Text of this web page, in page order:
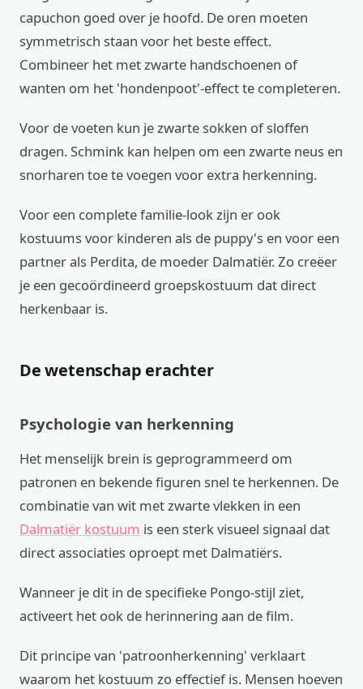
capuchon goed over je hoofd. De oren moeten
symmetrisch staan voor het beste effect.
Combineer het met zwarte handschoenen of
wanten om het 'hondenpoot'-effect te completeren.
Voor de voeten kun je zwarte sokken of sloffen
dragen. Schmink kan helpen om een zwarte neus en
snorharen toe te voegen voor extra herkenning.
Voor een complete familie-look zijn er ook
kostuums voor kinderen als de puppy's en voor een
partner als Perdita, de moeder Dalmatiër. Zo creëer
je een gecoördineerd groepskostuum dat direct
herkenbaar is.
De wetenschap erachter
Psychologie van herkenning
Het menselijk brein is geprogrammeerd om
patronen en bekende figuren snel te herkennen. De
combinatie van wit met zwarte vlekken in een
Dalmatiër kostuum is een sterk visueel signaal dat
direct associaties oproept met Dalmatiërs.
Wanneer je dit in de specifieke Pongo-stijl ziet,
activeert het ook de herinnering aan de film.
Dit principe van 'patroonherkenning' verklaart
waarom het kostuum zo effectief is. Mensen hoeven